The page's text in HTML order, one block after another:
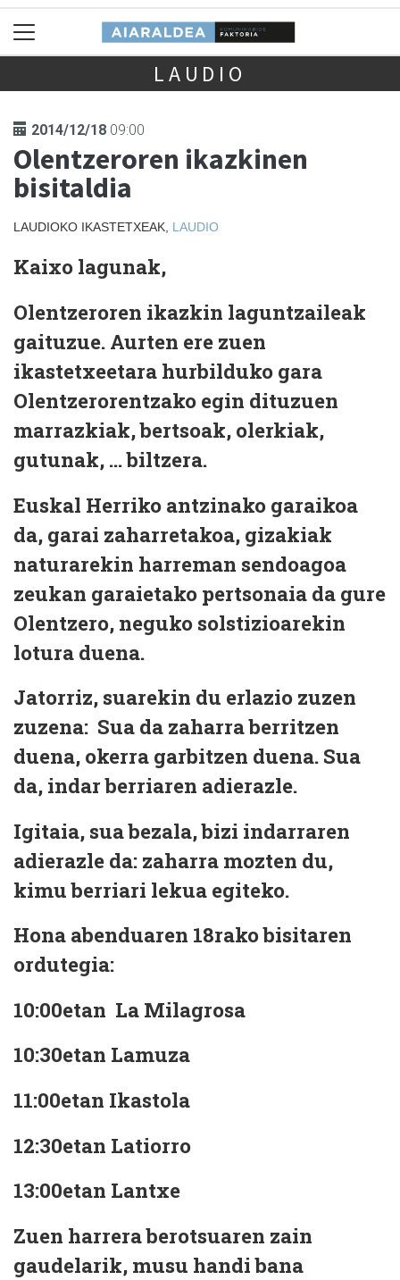
LAUDIO
2014/12/18 09:00
Olentzeroren ikazkinen
bisitaldia
LAUDIOKO IKASTETXEAK, LAUDIO
Kaixo lagunak,
Olentzeroren ikazkin laguntzaileak
gaituzue. Aurten ere zuen
ikastetxeetara hurbilduko gara
Olentzerorentzako egin dituzuen
marrazkiak, bertsoak, olerkiak,
gutunak, … biltzera.
Euskal Herriko antzinako garaikoa
da, garai zaharretakoa, gizakiak
naturarekin harreman sendoagoa
zeukan garaietako pertsonaia da gure
Olentzero, neguko solstizioarekin
lotura duena.
Jatorriz, suarekin du erlazio zuzen
zuzena: Sua da zaharra berritzen
duena, okerra garbitzen duena. Sua
da, indar berriaren adierazle.
Igitaia, sua bezala, bizi indarraren
adierazle da: zaharra mozten du,
kimu berriari lekua egiteko.
Hona abenduaren 18rako bisitaren
ordutegia:
10:00etan La Milagrosa
10:30etan Lamuza
11:00etan Ikastola
12:30etan Latiorro
13:00etan Lantxe
Zuen harrera berotsuaren zain
gaudelarik, musu handi bana